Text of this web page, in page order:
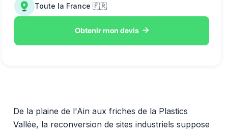
De la plaine de l'Ain aux friches de la Plastics
Vallée, la reconversion de sites industriels suppose
Toute la France 🇫🇷
Obtenir mon devis 